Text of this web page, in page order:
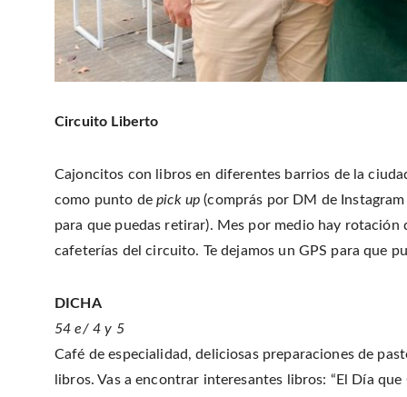
Circuito Liberto
Cajoncitos con libros en diferentes barrios de la
como punto depick up (comprás por DM de
para que puedas retirar). Mes por medio hay
cafeterías del circuito. Te dejamos un GPS para que
DICHA
54 e/ 4 y 5
Café de especialidad, deliciosas preparaciones de
libros. Vas a encontrar interesantes libros: “El Día